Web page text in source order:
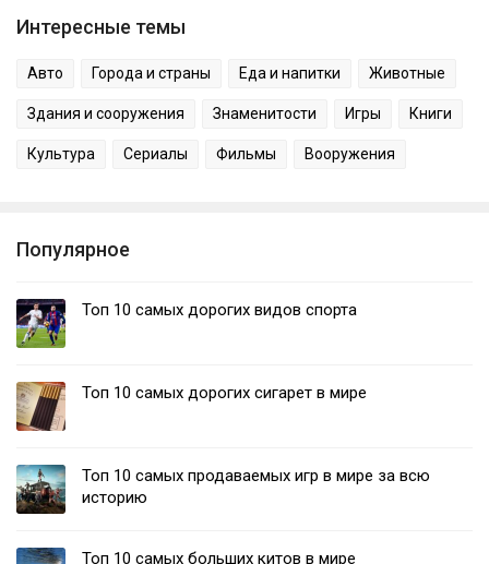
Интересные темы
Авто Города и страны Еда и напитки Животные
Здания и сооружения Знаменитости Игры Книги
Культура Сериалы Фильмы Вооружения
Популярное
Топ 10 самых дорогих видов спорта
Топ 10 самых дорогих сигарет в мире
Топ 10 самых продаваемых игр в мире за всю
историю
Топ 10 самых больших китов в мире